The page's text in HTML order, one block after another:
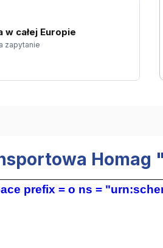
w całej Europie
zapytanie
Homag "
prefix = o ns =